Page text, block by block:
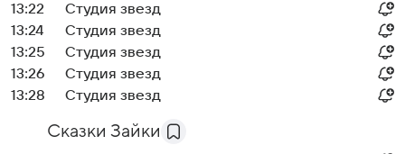
13:22
Студия звезд
13:24
Студия звезд
13:25
Студия звезд
13:26
Студия звезд
13:28
Студия звезд
Сказки Зайки